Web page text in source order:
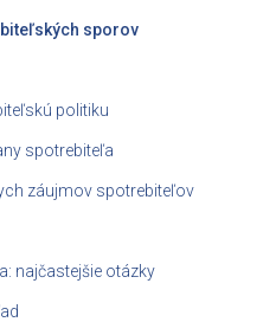
sporov
politiku
spotrebiteľa
záujmov spotrebiteľov
najčastejšie otázky